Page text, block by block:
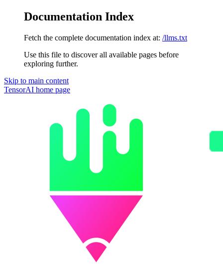
Documentation Index
Fetch the complete documentation index at: /llms.txt
Use this file to discover all available pages before
exploring further.
Skip to main content
TensorAI home page